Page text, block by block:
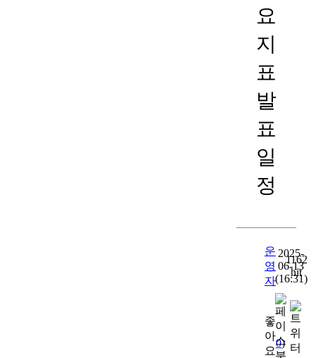
요
지
표
발
표
일
정
운
영
자
2025-
06-13
(16:31)
1162
hit
좋
아
요
0)